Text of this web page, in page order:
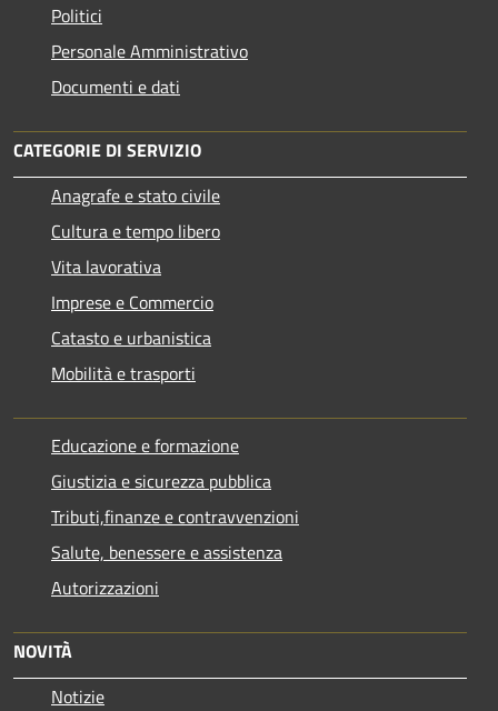
Politici
Personale Amministrativo
Documenti e dati
CATEGORIE DI SERVIZIO
Anagrafe e stato civile
Cultura e tempo libero
Vita lavorativa
Imprese e Commercio
Catasto e urbanistica
Mobilità e trasporti
Educazione e formazione
Giustizia e sicurezza pubblica
Tributi,finanze e contravvenzioni
Salute, benessere e assistenza
Autorizzazioni
NOVITÀ
Notizie